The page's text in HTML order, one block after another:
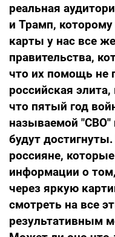
реальная
и Трамп,
карты у нас все
правительства,
что их помощь не
российская
что пятый год
называемой "СВО"
будут
россияне,
информации о
через яркую
смотреть на все
результативным